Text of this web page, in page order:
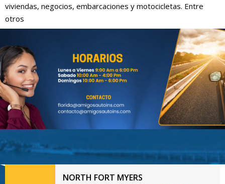
viviendas, negocios, embarcaciones y motocicletas. Entre
otros
NORTH FORT MYERS